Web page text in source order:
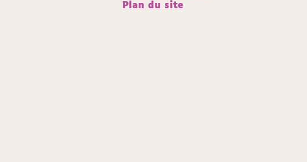
Plan du site